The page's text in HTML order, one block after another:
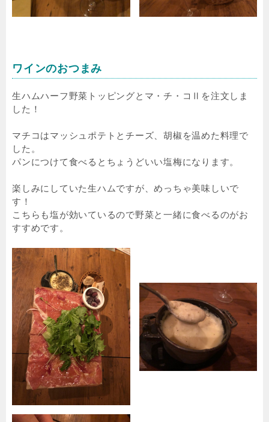
ワインのおつまみ
生ハムハーフ野菜トッピングとマ・チ・コⅡを注文しま
した！
マチコはマッシュポテトとチーズ、胡椒を温めた料理で
した。
パンにつけて食べるとちょうどいい塩梅になります。
楽しみにしていた生ハムですが、めっちゃ美味しいで
す！
こちらも塩が効いているので野菜と一緒に食べるのがお
すすめです。